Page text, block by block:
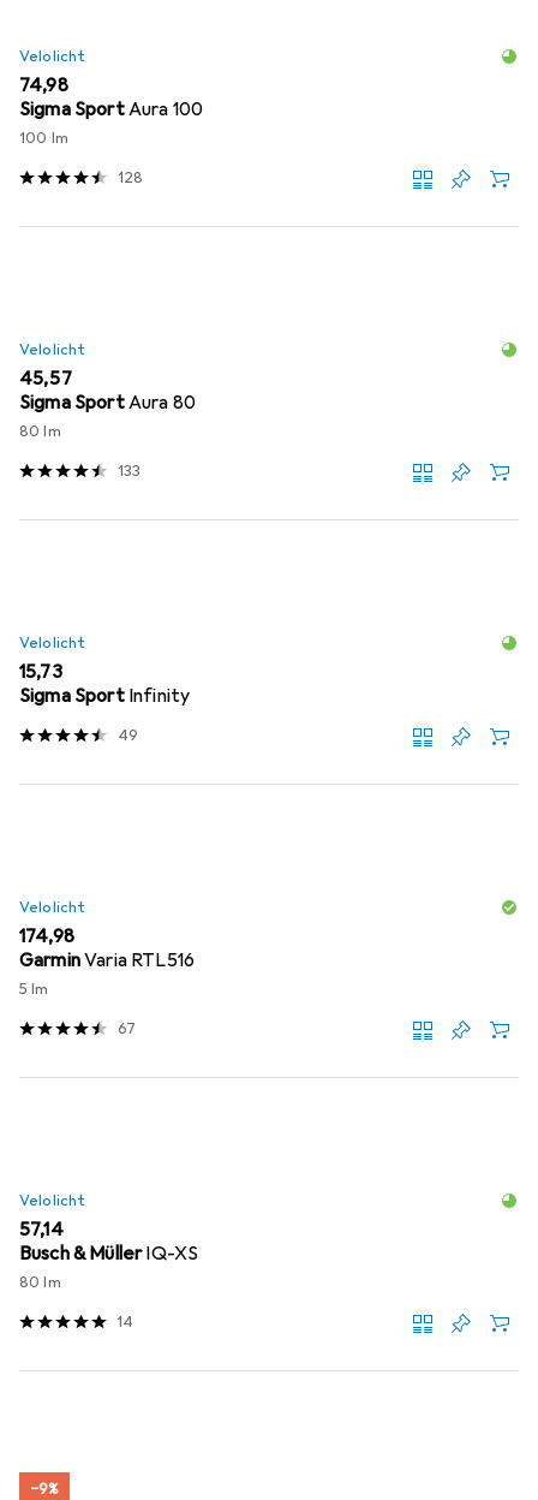
Velolicht
EUR
74,98
Sigma SportAura 100
100 lm
128
Velolicht
EUR
45,57
Sigma SportAura 80
80 lm
133
Velolicht
EUR
15,73
Sigma Sport Infinity
49
Velolicht
EUR
174,98
GarminVaria RTL516
5 lm
67
Velolicht
EUR
57,14
Busch & MüllerIQ-XS
80 lm
14
−9%